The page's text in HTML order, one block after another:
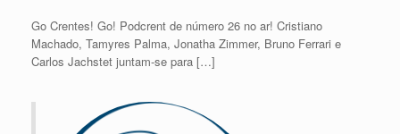
Go Crentes! Go! Podcrent de número 26 no ar! Cristiano
Machado, Tamyres Palma, Jonatha Zimmer, Bruno Ferrari e
Carlos Jachstet juntam-se para […]